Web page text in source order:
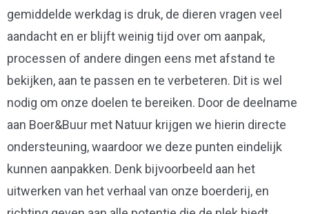
gemiddelde werkdag is druk, de dieren vragen veel
aandacht en er blijft weinig tijd over om aanpak,
processen of andere dingen eens met afstand te
bekijken, aan te passen en te verbeteren. Dit is wel
nodig om onze doelen te bereiken. Door de deelname
aan Boer&Buur met Natuur krijgen we hierin directe
ondersteuning, waardoor we deze punten eindelijk
kunnen aanpakken. Denk bijvoorbeeld aan het
uitwerken van het verhaal van onze boerderij, en